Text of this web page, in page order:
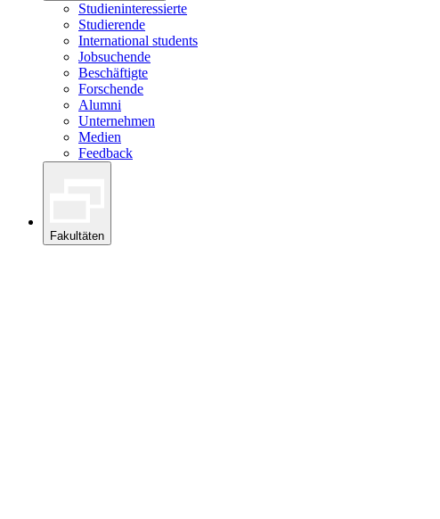
Studieninteressierte
Studierende
International students
Jobsuchende
Beschäftigte
Forschende
Alumni
Unternehmen
Medien
Feedback
Fakultäten